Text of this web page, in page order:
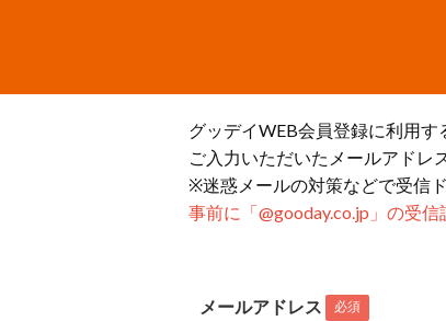
グッデイWEB会員登録に利用す
ご入力いただいたメールアドレ
※迷惑メールの対策などで受信
事前に「@gooday.co.jp」の受信
メールアドレス 必須